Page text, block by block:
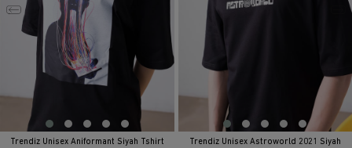
Trendiz Unisex Aniformant Siyah Tshirt
Trendiz Unisex Astroworld 2021 Siyah